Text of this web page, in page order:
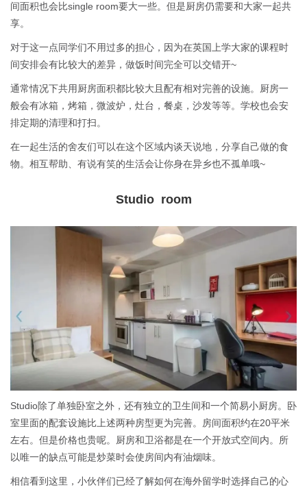
间面积也会比single room要大一些。但是厨房仍需要和大家一起共
享。
对于这一点同学们不用过多的担心，因为在英国上学大家的课程时
间安排会有比较大的差异，做饭时间完全可以交错开~
通常情况下共用厨房面积都比较大且配有相对完善的设施。厨房一
般会有冰箱，烤箱，微波炉，灶台，餐桌，沙发等等。学校也会安
排定期的清理和打扫。
在一起生活的舍友们可以在这个区域内谈天说地，分享自己做的食
物。相互帮助、有说有笑的生活会让你身在异乡也不孤单哦~
Studio room
Studio除了单独卧室之外，还有独立的卫生间和一个简易小厨房。卧
室里面的配套设施比上述两种房型更为完善。房间面积约在20平米
左右。但是价格也贵呢。厨房和卫浴都是在一个开放式空间内。所
以唯一的缺点可能是炒菜时会使房间内有油烟味。
相信看到这里，小伙伴们已经了解如何在海外留学时选择自己的心